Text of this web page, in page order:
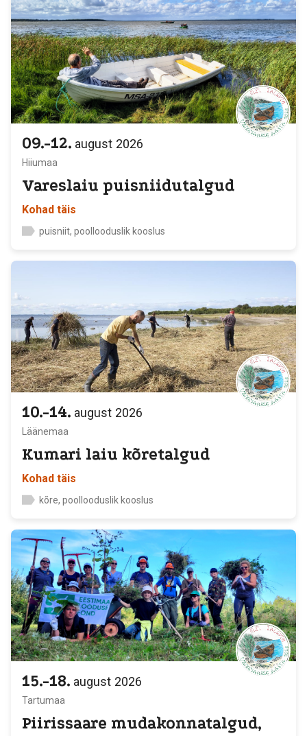
2026
09.-12. august
Hiiumaa
Vareslaiu puisniidutalgud
Kohad täis
puisniit, poollooduslik kooslus
2026
10.-14. august
Läänemaa
Kumari laiu kõretalgud
Kohad täis
kõre, poollooduslik kooslus
2026
15.-18. august
Tartumaa
Piirissaare mudakonnatalgud,